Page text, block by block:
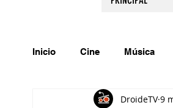
Inicio Cine Música
Comparte tu talento
DroideTV 9